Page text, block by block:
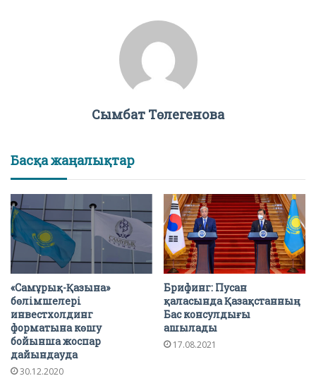
Сымбат Төлегенова
Басқа жаңалықтар
«Самұрық-Қазына»
бөлімшелері
инвестхолдинг
форматына көшу
бойынша жоспар
дайындауда
30.12.2020
Брифинг: Пусан
қаласында Қазақстанның
Бас консулдығы
ашылады
17.08.2021